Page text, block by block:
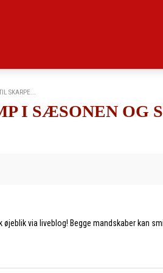
SKARPE...
I SÆSONEN OG
øjeblik via liveblog! Begge mandskaber kan